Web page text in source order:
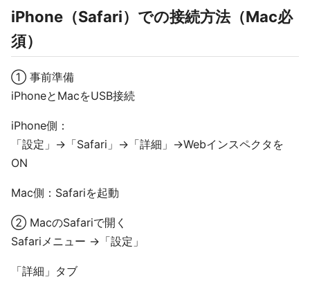
iPhone（Safari）での接続方法（Mac必
須）
① 事前準備
iPhoneとMacをUSB接続
iPhone側：
「設定」→「Safari」→「詳細」→Webインスペクタを
ON
Mac側：Safariを起動
② MacのSafariで開く
Safariメニュー →「設定」
「詳細」タブ